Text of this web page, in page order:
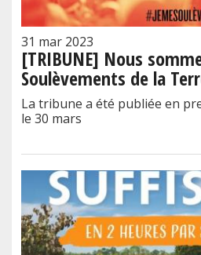
31 mar 2023
[TRIBUNE] Nous
Soulèvements de la
La tribune a été publiée en
le 30 mars